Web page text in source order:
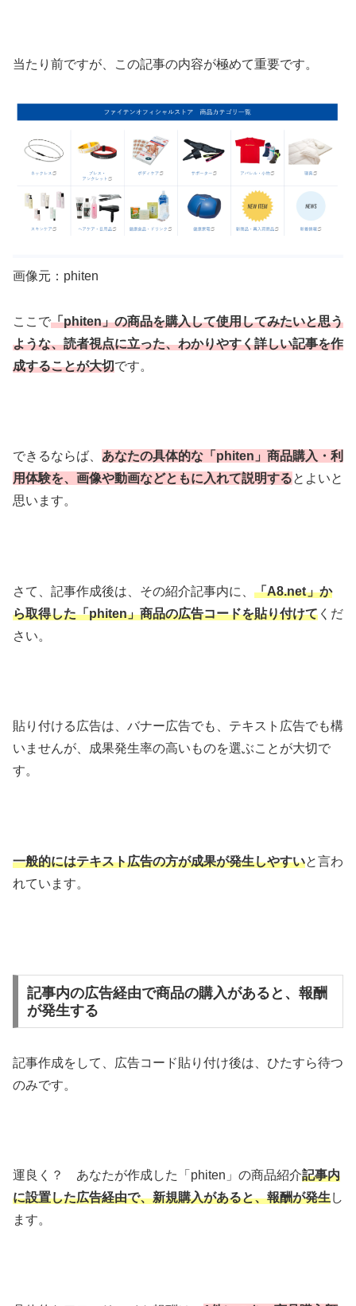
当たり前ですが、この記事の内容が極めて重要です。
画像元：phiten
ここで「phiten」の商品を購入して使用してみたいと思う
ような、読者視点に立った、わかりやすく詳しい記事を作
成することが大切です。
できるならば、 あなたの具体的な「phiten」商品購入・利
用体験を、画像や動画などともに入れて説明するとよいと
思います。
さて、記事作成後は、その紹介記事内に、 「A8.net」か
ら取得した「phiten」商品の広告コードを貼り付けて くだ
さい。
貼り付ける広告は、バナー広告でも、テキスト広告でも構
いませんが、成果発生率の高いものを選ぶことが大切で
す。
一般的にはテキスト広告の方が成果が発生しやすいと言わ
れています。
記事内の広告経由で商品の購入があると、報酬
が発生する
記事作成をして、広告コード貼り付け後は、ひたすら待つ
のみです。
運良く？ あなたが作成した「phiten」の商品紹介記事内
に設置した広告経由で、新規購入があると、報酬が発生し
ます。